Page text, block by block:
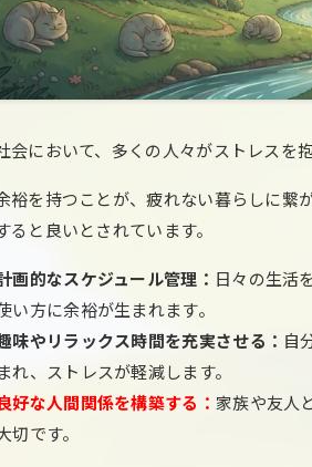
会において、多くの人々がストレスを抱
裕を持つことが、疲れない暮らしに繋
ると良いとされています。
画的なスケジュール管理： 日々の生活
い方に余裕が生まれます。
味やリラックス時間を充実させる： 自
まれ、ストレスが軽減します。
良好な人間関係を構築する： 家族や友人
切です。